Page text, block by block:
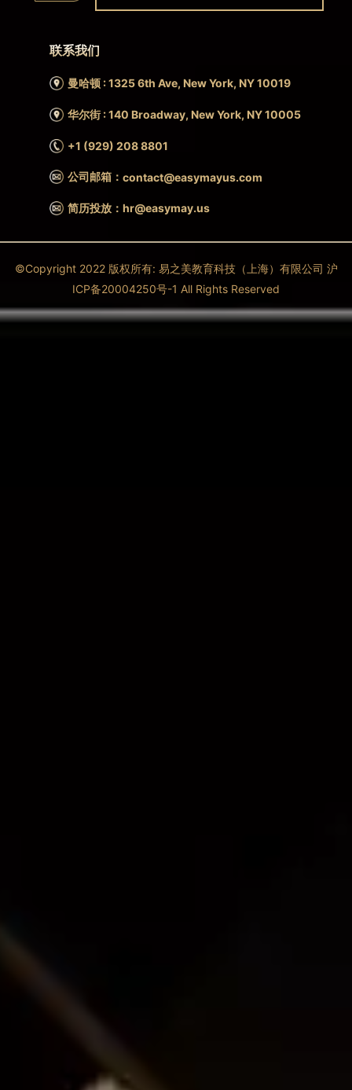
联系我们
曼哈顿 : 1325 6th Ave, New York, NY 10019
华尔街 : 140 Broadway, New York, NY 10005
+1 (929) 208 8801
公司邮箱：contact@easymayus.com
简历投放：hr@easymay.us
©Copyright 2022 版权所有: 易之美教育科技（上海）有限公司 沪
ICP备20004250号-1 All Rights Reserved